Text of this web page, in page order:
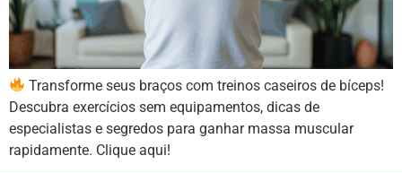
Transforme seus braços com treinos caseiros de bíceps!
Descubra exercícios sem equipamentos, dicas de
especialistas e segredos para ganhar massa muscular
rapidamente. Clique aqui!